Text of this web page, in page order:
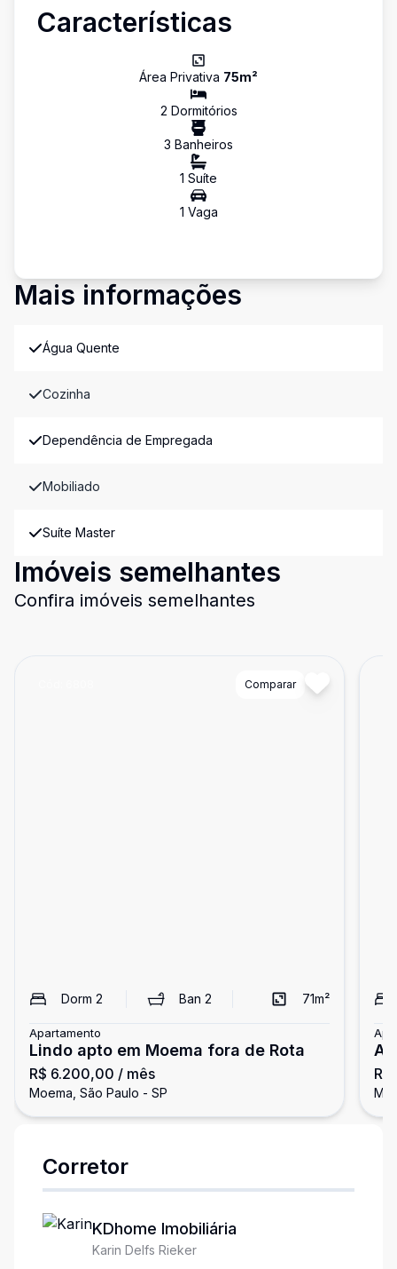
Características
Área Privativa 75m²
2 Dormitórios
3 Banheiros
1 Suíte
1 Vaga
Mais informações
Água Quente
Cozinha
Dependência de Empregada
Mobiliado
Suíte Master
Imóveis semelhantes
Confira imóveis semelhantes
Comparar
Dorm 2 Ban2 71m²
Apartamento
Lindo apto em Moema fora de Rota
R$ 6.200,00 / mês
Moema, São Paulo - SP
Corretor
KDhome Imobiliária
Karin Delfs Rieker